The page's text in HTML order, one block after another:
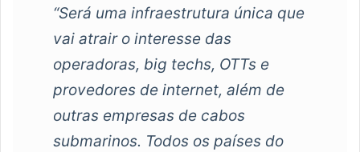
“Será uma infraestrutura única que
vai atrair o interesse das
operadoras, big techs, OTTs e
provedores de internet, além de
outras empresas de cabos
submarinos. Todos os países do